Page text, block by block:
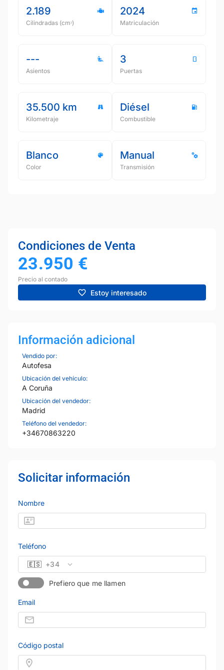
2.189
Cilindradas (cmᵌ)
2024
Matriculación
---
Asientos
3
Puertas
35.500 km
Kilometraje
Diésel
Combustible
Blanco
Color
Manual
Transmisión
Condiciones de Venta
23.950 €
Precio al contado
Estoy interesado
Información adicional
Vendido por:
Autofesa
Ubicación del vehículo:
A Coruña
Ubicación del vendedor:
Madrid
Teléfono del vendedor:
+34670863220
Solicitar información
Nombre
Teléfono
🇪🇸 +34
Prefiero que me llamen
Email
Código postal